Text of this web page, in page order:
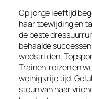
Op jonge leeftijd
haar toewijding en
de beste
behaalde
wedstrijden.
Trainen, reizen en
weinig vrije tijd.
steun van haar